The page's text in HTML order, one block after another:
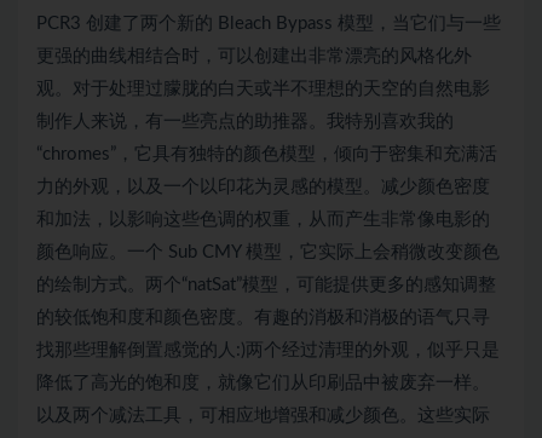
PCR3 创建了两个新的 Bleach Bypass 模型，当它们与一些
更强的曲线相结合时，可以创建出非常漂亮的风格化外
观。对于处理过朦胧的白天或半不理想的天空的自然电影
制作人来说，有一些亮点的助推器。我特别喜欢我的
“chromes”，它具有独特的颜色模型，倾向于密集和充满活
力的外观，以及一个以印花为灵感的模型。减少颜色密度
和加法，以影响这些色调的权重，从而产生非常像电影的
颜色响应。一个 Sub CMY 模型，它实际上会稍微改变颜色
的绘制方式。两个“natSat”模型，可能提供更多的感知调整
的较低饱和度和颜色密度。有趣的消极和消极的语气只寻
找那些理解倒置感觉的人:)两个经过清理的外观，似乎只是
降低了高光的饱和度，就像它们从印刷品中被废弃一样。
以及两个减法工具，可相应地增强和减少颜色。这些实际